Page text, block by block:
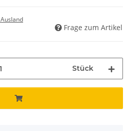
Frage zum Artikel
Stück